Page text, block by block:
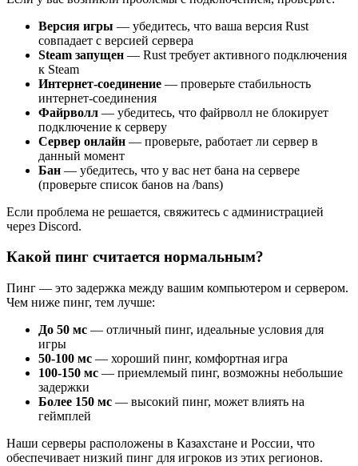
Версия игры — убедитесь, что ваша версия Rust
совпадает с версией сервера
Steam запущен — Rust требует активного подключения
к Steam
Интернет-соединение — проверьте стабильность
интернет-соединения
Файрволл — убедитесь, что файрволл не блокирует
подключение к серверу
Сервер онлайн — проверьте, работает ли сервер в
данный момент
Бан — убедитесь, что у вас нет бана на сервере
(проверьте список банов на /bans)
Если проблема не решается, свяжитесь с администрацией
через Discord.
Какой пинг считается нормальным?
Пинг — это задержка между вашим компьютером и сервером.
Чем ниже пинг, тем лучше:
До 50 мс — отличный пинг, идеальные условия для
игры
50-100 мс — хороший пинг, комфортная игра
100-150 мс — приемлемый пинг, возможны небольшие
задержки
Более 150 мс — высокий пинг, может влиять на
геймплей
Наши серверы расположены в Казахстане и России, что
обеспечивает низкий пинг для игроков из этих регионов.